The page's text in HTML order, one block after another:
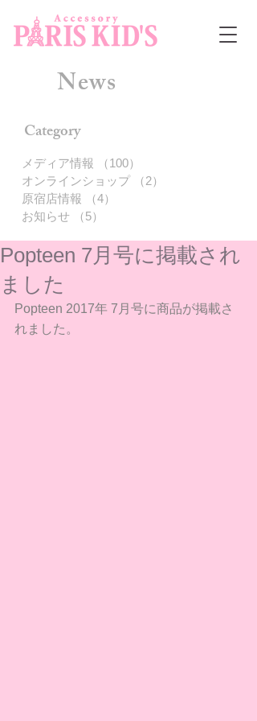
News
Category
メディア情報 （100）
オンラインショップ
（2）
原宿店情報
（4）
お知らせ
（5）
Popteen 7月号に掲載され
ました
Popteen 2017年 7月号に商品が掲載さ
れました。